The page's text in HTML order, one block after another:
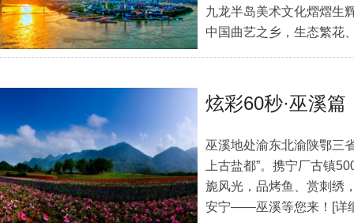
九龙半岛美术文化熠熠生
中国曲艺之乡，生态繁花
炫彩60秒·巫溪篇
巫溪地处渝东北渝陕鄂三
上古盐都”。携宁厂古镇
旎风光，品烤鱼、赏刺绣
安宁——巫溪等您来！ [详